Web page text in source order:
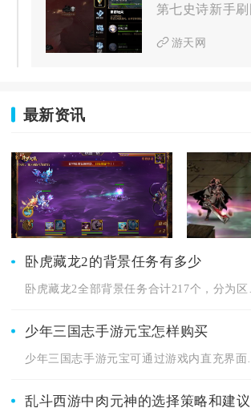
游天网
最新资讯
卧虎藏龙2的背景任务有多少
卧虎藏
少年三国志手游元宝怎样购买
少年三国志手
乱斗西游中肉元神的选择策略和建议